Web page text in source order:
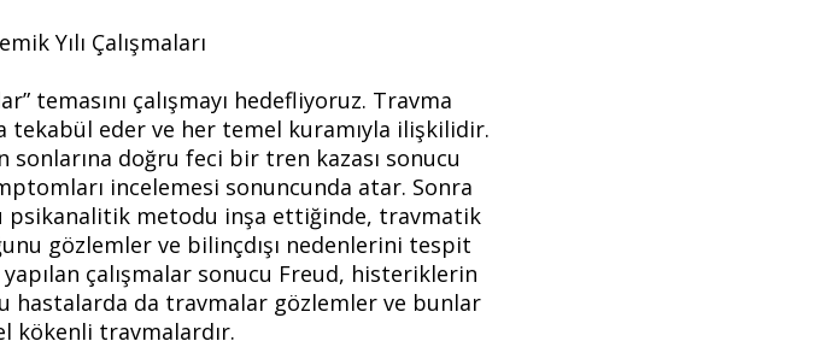
Yılı Çalışmaları
temasını çalışmayı hedefliyoruz. Travma
tekabül eder ve her temel kuramıyla ilişkilidir.
sonlarına doğru feci bir tren kazası sonucu
incelemesi sonuncunda atar. Sonra
psikanalitik metodu inşa ettiğinde, travmatik
gözlemler ve bilinçdışı nedenlerini tespit
çalışmalar sonucu Freud, histeriklerin
hastalarda da travmalar gözlemler ve bunlar
kökenli travmalardır.